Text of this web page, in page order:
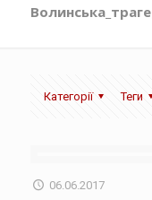
Категорії Теги
06.06.2017